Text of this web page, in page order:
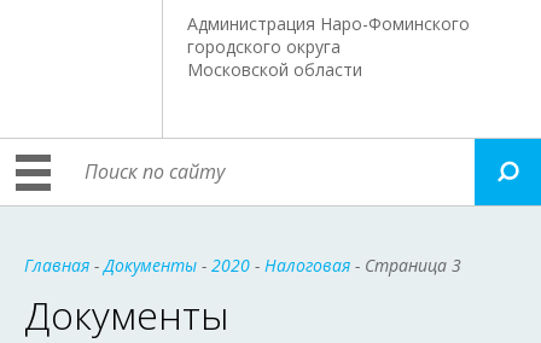
Администрация Наро-Фоминского
городского округа
Московской области
Главная -Документы - 2020 - Налоговая - Страница 3
Документы